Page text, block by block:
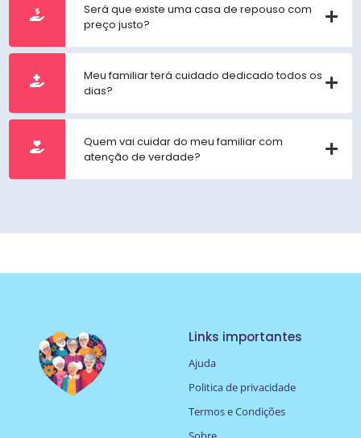
Será que existe uma casa de repouso com
preço justo?
Meu familiar terá cuidado dedicado todos os
dias?
Quem vai cuidar do meu familiar com
atenção de verdade?
Links importantes
Ajuda
Politica de privacidade
Termos e Condições